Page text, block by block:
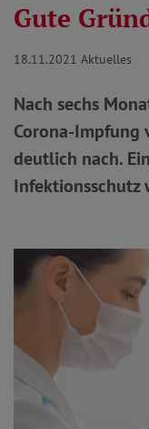
Gute
18.11.2021 Aktuelles
Nach sechs
Corona-Impfung
deutlich nach.
Infektionsschutz